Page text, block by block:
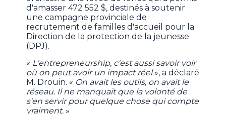
d'amasser 472 552 $, destinés à soutenir
une campagne provinciale de
recrutement de familles d'accueil pour la
Direction de la protection de la jeunesse
(DPJ).
« L'entrepreneurship, c'est aussi savoir voir
où on peut avoir un impact réel», a déclaré
M. Drouin. « On avait les outils, on avait le
réseau. Il ne manquait que la volonté de
s'en servir pour quelque chose qui compte
vraiment. »